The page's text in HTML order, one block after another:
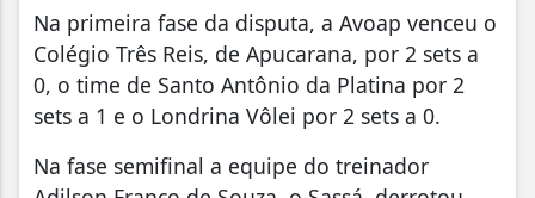
Na primeira fase da disputa, a Avoap venceu o
Colégio Três Reis, de Apucarana, por 2 sets a
0, o time de Santo Antônio da Platina por 2
sets a 1 e o Londrina Vôlei por 2 sets a 0.
Na fase semifinal a equipe do treinador